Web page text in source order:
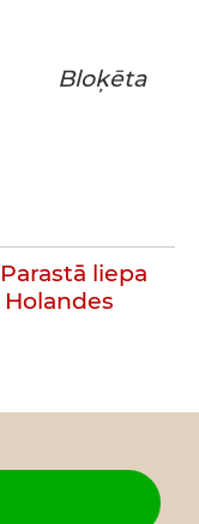
Bloķēta
Parastā liepa
Holandes